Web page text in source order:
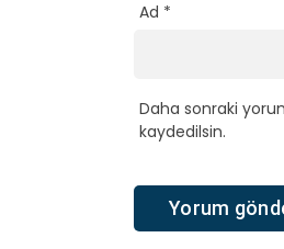
Ad *
Daha sonraki
kaydedilsin.